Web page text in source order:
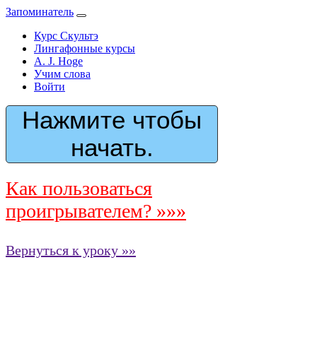
Запоминатель
Курс Скультэ
Лингафонные курсы
A. J. Hoge
Учим слова
Войти
Нажмите чтобы
начать.
Как пользоваться
проигрывателем? »»»
Вернуться к уроку »»